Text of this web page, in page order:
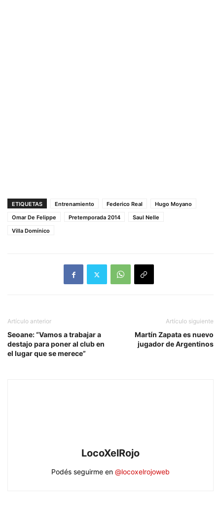
ETIQUETAS Entrenamiento Federico Real
Hugo Moyano
Omar De Felippe
Pretemporada 2014
Saul Nelle
Villa Domínico
Artículo anterior
Seoane: “Vamos a trabajar a
destajo para poner al club en
el lugar que se merece”
Artículo siguiente
Martín Zapata es nuevo
jugador de Argentinos
LocoXelRojo
Podés seguirme en @locoxelrojoweb